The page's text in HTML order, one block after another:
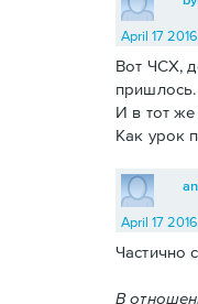
April 17
Вот ЧСХ,
пришлось.
И в тот же
Как урок
April 17
Частично
В